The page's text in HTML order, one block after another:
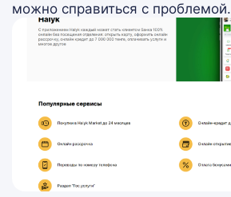
можно справиться с проблемой.